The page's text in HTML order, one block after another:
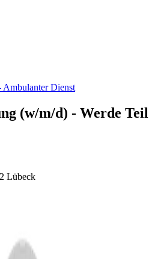
Ambulanter Dienst
(w/m/d) - Werde Teil
Lübeck